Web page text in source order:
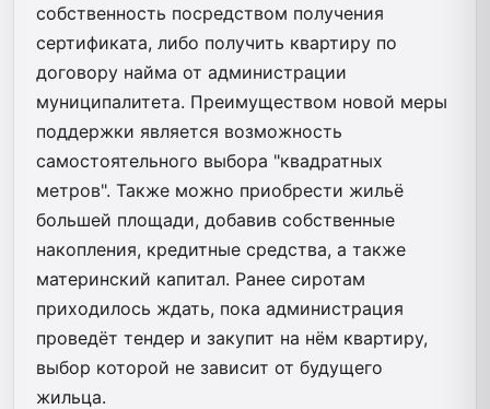
собственность посредством получения
сертификата, либо получить квартиру по
договору найма от администрации
муниципалитета. Преимуществом новой меры
поддержки является возможность
самостоятельного выбора "квадратных
метров". Также можно приобрести жильё
большей площади, добавив собственные
накопления, кредитные средства, а также
материнский капитал. Ранее сиротам
приходилось ждать, пока администрация
проведёт тендер и закупит на нём квартиру,
выбор которой не зависит от будущего
жильца.